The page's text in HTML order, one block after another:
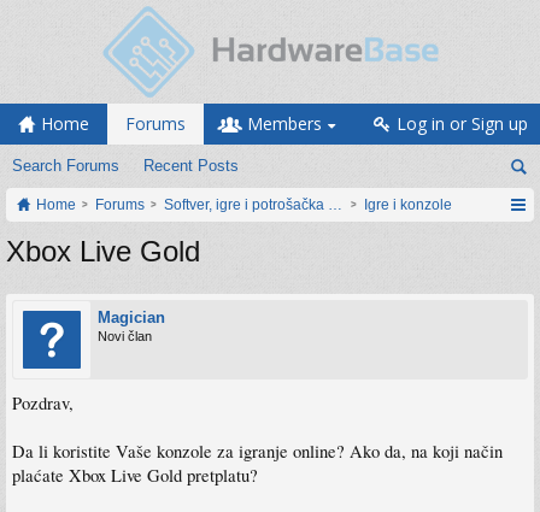
Home Forums
Search Forums Recent Posts
Members Log in or Sign up
Home Forums Softver, igre i potrošačka elektronikaIgre i konzole
Xbox Live Gold
Magician
Novi član
Pozdrav,
Da li koristite Vaše konzole za igranje online? Ako da, na koji način
plaćate Xbox Live Gold pretplatu?